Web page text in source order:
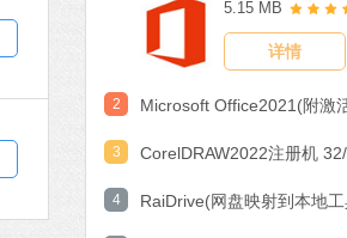
5.15 MB
详情
2
3
4